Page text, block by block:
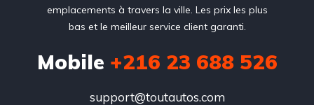
emplacements à travers la ville. Les prix les plus
bas et le meilleur service client garanti.
Mobile +216 23 688 526
support@toutautos.com